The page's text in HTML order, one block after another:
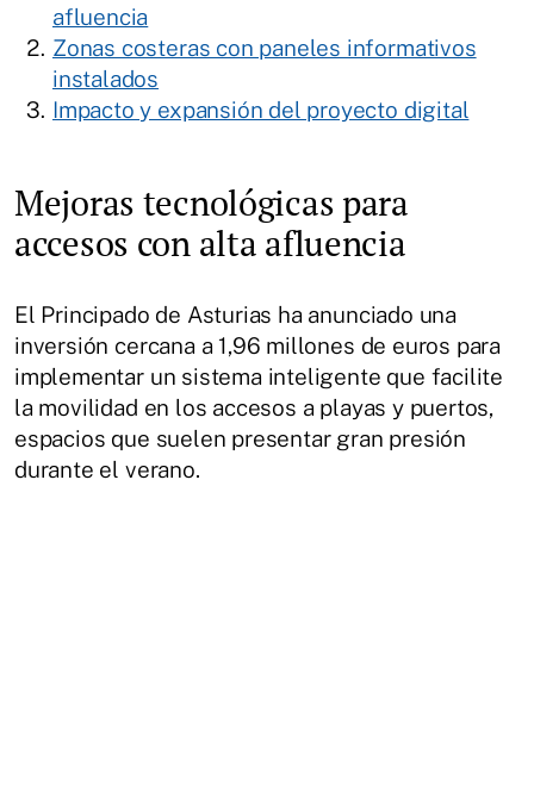
afluencia
Zonas costeras con paneles informativos
instalados
Impacto y expansión del proyecto digital
Mejoras tecnológicas para
accesos con alta afluencia
El Principado de Asturias ha anunciado una
inversión cercana a 1,96 millones de euros para
implementar un sistema inteligente que facilite
la movilidad en los accesos a playas y puertos,
espacios que suelen presentar gran presión
durante el verano.